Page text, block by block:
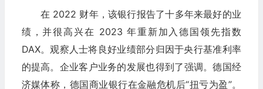
在 2022 财年，该银行报告了十多年来最好的业
绩，并很高兴在 2023 年重新加入德国领先指数
DAX。观察人士将良好业绩部分归因于央行基准利率
的提高。企业客户业务的发展也得到了强调。德国经
济媒体称，德国商业银行在金融危机后“扭亏为盈”。